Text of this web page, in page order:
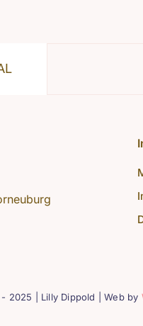
2025 | Lilly Dippold | Web by